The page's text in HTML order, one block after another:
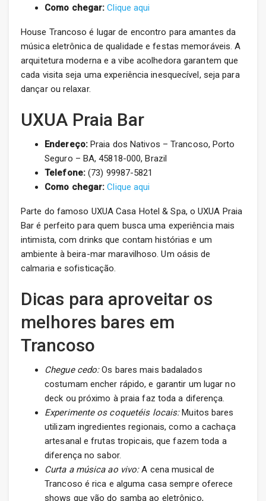
Como chegar: Clique aqui
House Trancoso é lugar de encontro para amantes da
música eletrônica de qualidade e festas memoráveis. A
arquitetura moderna e a vibe acolhedora garantem que
cada visita seja uma experiência inesquecível, seja para
dançar ou relaxar.
UXUA Praia Bar
Endereço:Praia dos Nativos – Trancoso, Porto
Seguro – BA, 45818-000, Brazil
Telefone:(73) 99987-5821
Como chegar: Clique aqui
Parte do famoso UXUA Casa Hotel & Spa, o UXUA Praia
Bar é perfeito para quem busca uma experiência mais
intimista, com drinks que contam histórias e um
ambiente à beira-mar maravilhoso. Um oásis de
calmaria e sofisticação.
Dicas para aproveitar os
melhores bares em
Trancoso
Chegue cedo:Os bares mais badalados
costumam encher rápido, e garantir um lugar no
deck ou próximo à praia faz toda a diferença.
Experimente os coquetéis locais:Muitos bares
utilizam ingredientes regionais, como a cachaça
artesanal e frutas tropicais, que fazem toda a
diferença no sabor.
Curta a música ao vivo:A cena musical de
Trancoso é rica e alguma casa sempre oferece
shows que vão do samba ao eletrônico,